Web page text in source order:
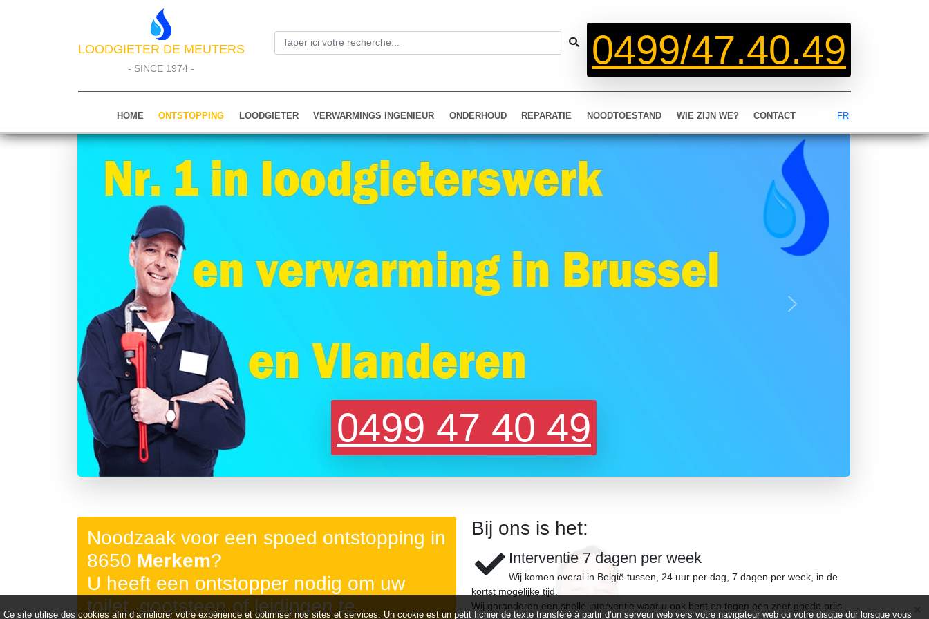
LOODGIETER DE MEUTERS
- SINCE 1974 - 0499/47.40.49
HOME ONTSTOPPING LOODGIETER VERWARMINGS INGENIEUR ONDERHOUD REPARATIE NOODTOESTAND WIE ZIJN WE? CONTACT FR
0499 47 40 49
Précédent Suivant
Noodzaak voor een spoed ontstopping in
8650 Merkem?
U heeft een ontstopper nodig om uw
toilet, gootsteen of leidingen te
Bij ons is het:
Interventie 7 dagen per week
Wij komen overal in België tussen, 24 uur per dag, 7 dagen per week, in de
kortst mogelijke tijd.
Wij garanderen een snelle interventie waar u ook bent en tegen een zeer goede prijs.
Ce site utilise des cookies afin d’améliorer votre expérience et optimiser nos sites et services. Un cookie est un petit fichier de texte transféré à partir d’un serveur web vers votre navigateur web ou votre disque dur lorsque vous